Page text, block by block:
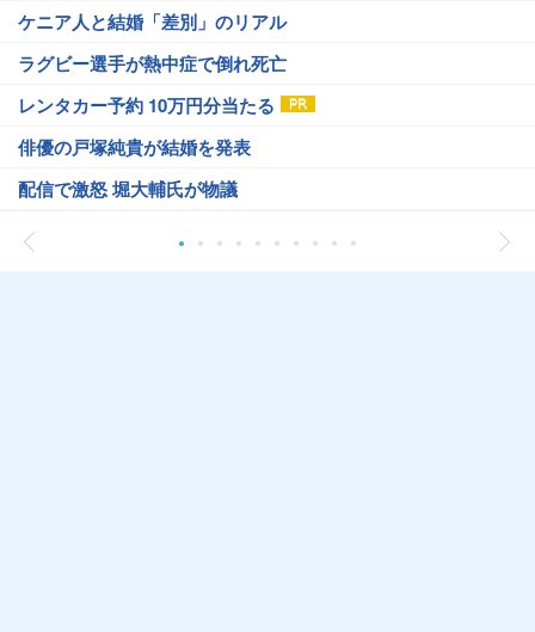
ケニア人と結婚「差別」のリアル
ラグビー選手が熱中症で倒れ死亡
レンタカー予約 10万円分当たる
俳優の戸塚純貴が結婚を発表
配信で激怒 堀大輔氏が物議